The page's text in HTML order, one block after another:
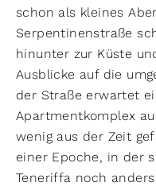
schon als kleines
Serpentinenstraße
hinunter zur Küste
Ausblicke auf die
der Straße erwartet
Apartmentkomplex
wenig aus der Zeit
einer Epoche, in der
Teneriffa noch